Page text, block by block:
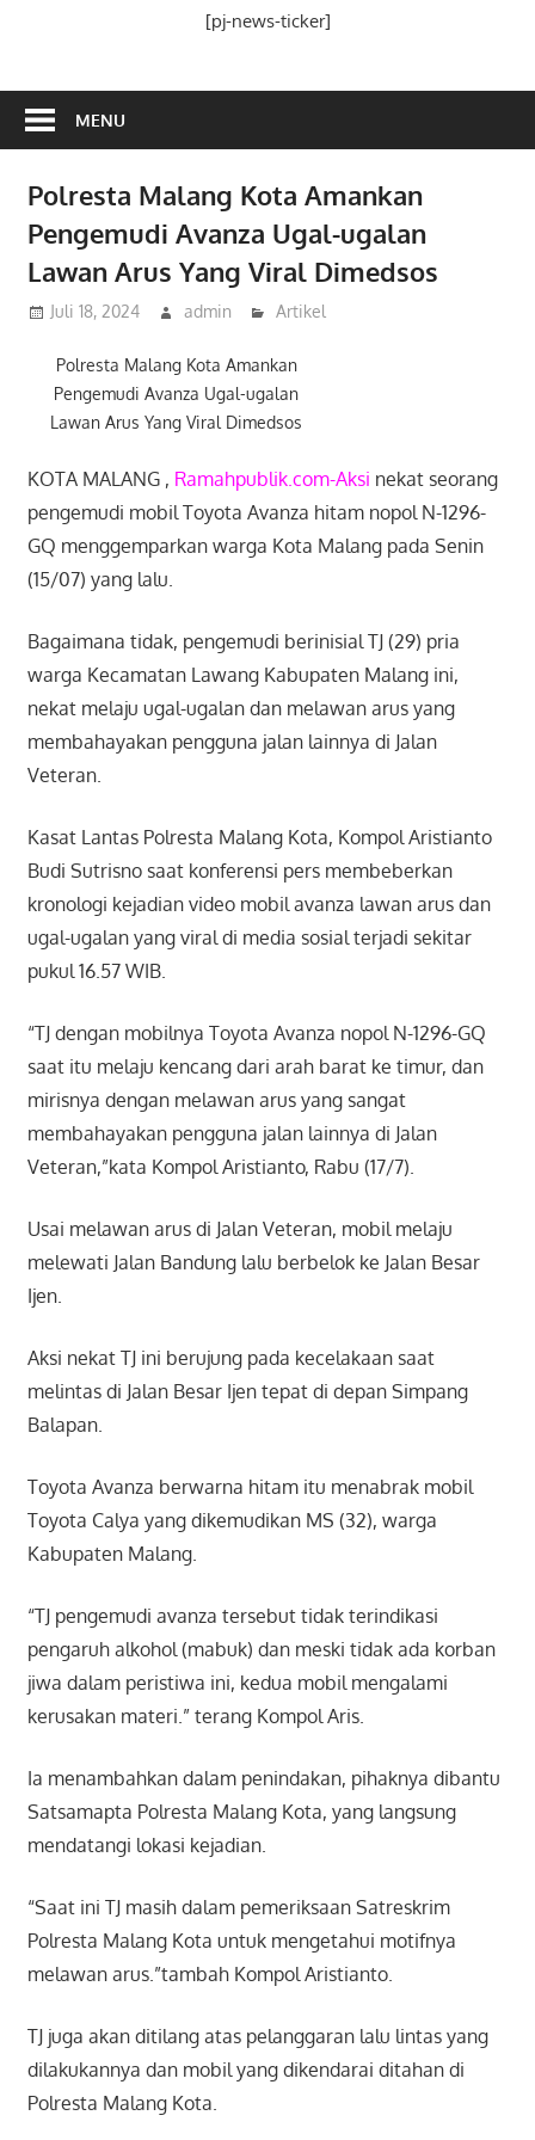
[pj-news-ticker]
MENU
Polresta Malang Kota Amankan
Pengemudi Avanza Ugal-ugalan
Lawan Arus Yang Viral Dimedsos
Juli 18, 2024 admin Artikel
Polresta Malang Kota Amankan
Pengemudi Avanza Ugal-ugalan
Lawan Arus Yang Viral Dimedsos
KOTA MALANG , Ramahpublik.com-Aksi nekat seorang
pengemudi mobil Toyota Avanza hitam nopol N-1296-
GQ menggemparkan warga Kota Malang pada Senin
(15/07) yang lalu.
Bagaimana tidak, pengemudi berinisial TJ (29) pria
warga Kecamatan Lawang Kabupaten Malang ini,
nekat melaju ugal-ugalan dan melawan arus yang
membahayakan pengguna jalan lainnya di Jalan
Veteran.
Kasat Lantas Polresta Malang Kota, Kompol Aristianto
Budi Sutrisno saat konferensi pers membeberkan
kronologi kejadian video mobil avanza lawan arus dan
ugal-ugalan yang viral di media sosial terjadi sekitar
pukul 16.57 WIB.
“TJ dengan mobilnya Toyota Avanza nopol N-1296-GQ
saat itu melaju kencang dari arah barat ke timur, dan
mirisnya dengan melawan arus yang sangat
membahayakan pengguna jalan lainnya di Jalan
Veteran,”kata Kompol Aristianto, Rabu (17/7).
Usai melawan arus di Jalan Veteran, mobil melaju
melewati Jalan Bandung lalu berbelok ke Jalan Besar
Ijen.
Aksi nekat TJ ini berujung pada kecelakaan saat
melintas di Jalan Besar Ijen tepat di depan Simpang
Balapan.
Toyota Avanza berwarna hitam itu menabrak mobil
Toyota Calya yang dikemudikan MS (32), warga
Kabupaten Malang.
“TJ pengemudi avanza tersebut tidak terindikasi
pengaruh alkohol (mabuk) dan meski tidak ada korban
jiwa dalam peristiwa ini, kedua mobil mengalami
kerusakan materi.” terang Kompol Aris.
Ia menambahkan dalam penindakan, pihaknya dibantu
Satsamapta Polresta Malang Kota, yang langsung
mendatangi lokasi kejadian.
“Saat ini TJ masih dalam pemeriksaan Satreskrim
Polresta Malang Kota untuk mengetahui motifnya
melawan arus.”tambah Kompol Aristianto.
TJ juga akan ditilang atas pelanggaran lalu lintas yang
dilakukannya dan mobil yang dikendarai ditahan di
Polresta Malang Kota.